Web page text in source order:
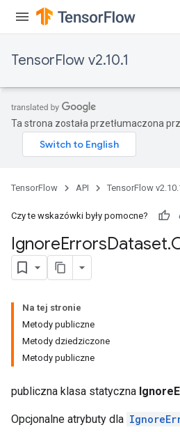
TensorFlow v2.10.1
Ta strona została przetłumaczona
TensorFlow API TensorFlow
Czy te wskazówki były pomocne?
IgnoreErrorsDataset.
Na tej stronie
Metody publiczne
Metody dziedziczone
Metody publiczne
publiczna klasa statyczna
Opcjonalne atrybuty dla